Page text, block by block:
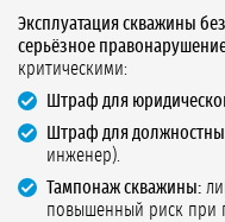
Эксплуатация скважины
серьёзное
критическими:
Штраф для
Штраф для
инженер).
Тампонаж скважины:
повышенный риск при